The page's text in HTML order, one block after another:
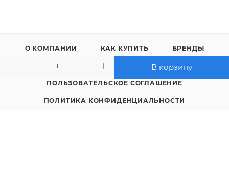
В корзину
О КОМПАНИИ КАК КУПИТЬ БРЕНДЫ
КОНТАКТЫ
ПОЛЬЗОВАТЕЛЬСКОЕ СОГЛАШЕНИЕ
ПОЛИТИКА КОНФИДЕНЦИАЛЬНОСТИ